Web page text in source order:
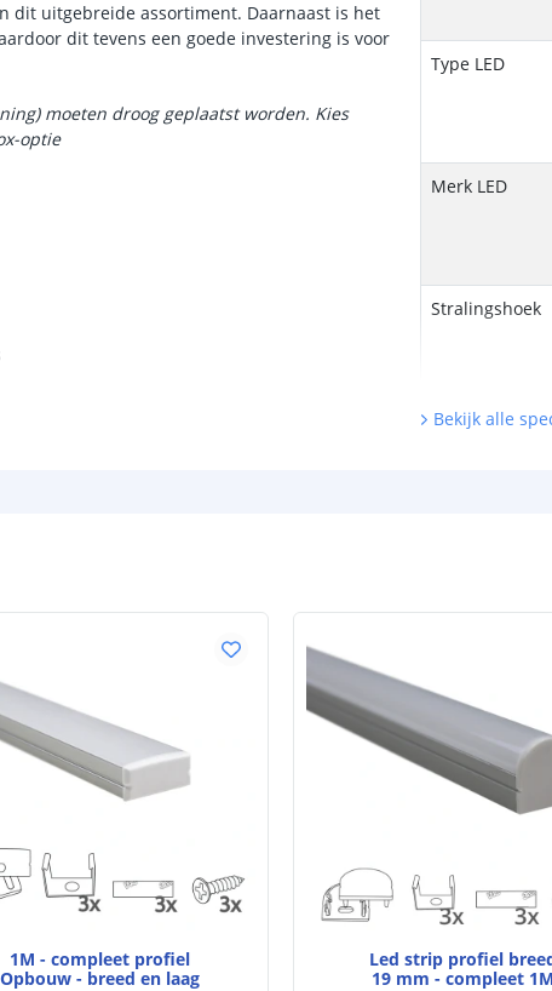
dit uitgebreide assortiment. Daarnaast is het
dit tevens een goede investering is voor
moeten droog geplaatst worden. Kies
optie
Type LED
Merk LED
Stralingshoek
Kleur
Watt -
Lumen per
Bekijk alle
1M - compleet profiel
Opbouw - breed en laag
Led strip profiel
19 mm - compleet 1M